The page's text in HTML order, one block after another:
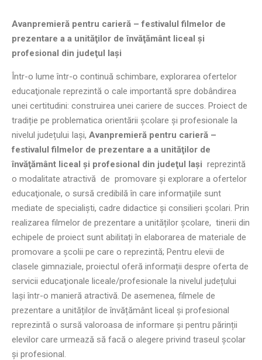
Avanpremieră pentru carieră – festivalul filmelor de
prezentare a a unităţilor de învăţământ liceal şi
profesional din judeţul Iaşi
Într-o lume într-o continuă schimbare, explorarea ofertelor
educaţionale reprezintă o cale importantă spre dobândirea
unei certitudini: construirea unei cariere de succes. Proiect de
tradiție pe problematica orientării școlare și profesionale la
nivelul județului Iași, Avanpremieră pentru carieră –
festivalul filmelor de prezentare a a unităţilor de
învăţământ liceal şi profesional din judeţul Iaşi reprezintă
o modalitate atractivă de promovare și explorare a ofertelor
educaţionale, o sursă credibilă în care informaţiile sunt
mediate de specialişti, cadre didactice şi consilieri şcolari. Prin
realizarea filmelor de prezentare a unităților școlare, tinerii din
echipele de proiect sunt abilitați în elaborarea de materiale de
promovare a şcolii pe care o reprezintă; Pentru elevii de
clasele gimnaziale, proiectul oferă informații despre oferta de
servicii educaţionale liceale/profesionale la nivelul județului
Iași într-o manieră atractivă. De asemenea, filmele de
prezentare a unităților de învățământ liceal și profesional
reprezintă o sursă valoroasa de informare și pentru părinții
elevilor care urmează să facă o alegere privind traseul școlar
și profesional.